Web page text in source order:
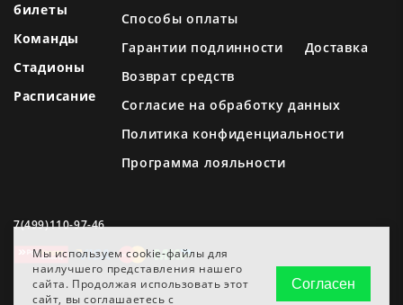
Мы используем cookie-файлы для
наилучшего представления нашего
сайта. Продолжая использовать этот
сайт, вы соглашаетесь с
Согласен
билеты
Команды
Стадионы
Расписание
Способы оплаты
Гарантии подлинности
Доставка
Возврат средств
Согласие на обработку данных
Политика конфиденциальности
Программа лояльности
7(499)110-97-46